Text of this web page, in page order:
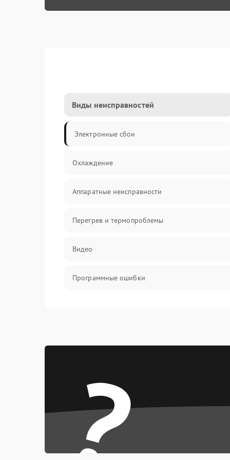
Виды неисправностей
Электронные сбои
Охлаждение
Аппаратные неисправности
Перегрев и термопроблемы
Видео
Программные ошибки
Питание
Электронные компоненты
?